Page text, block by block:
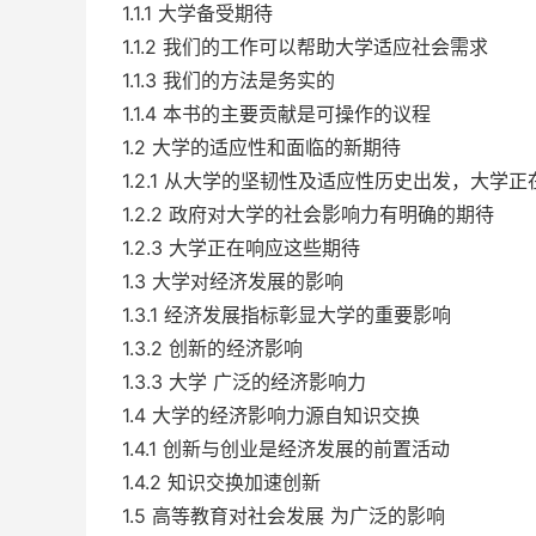
1.1.1 大学备受期待
1.1.2 我们的工作可以帮助大学适应社会需求
1.1.3 我们的方法是务实的
1.1.4 本书的主要贡献是可操作的议程
1.2 大学的适应性和面临的新期待
1.2.1 从大学的坚韧性及适应性历史出发，大学
1.2.2 政府对大学的社会影响力有明确的期待
1.2.3 大学正在响应这些期待
1.3 大学对经济发展的影响
1.3.1 经济发展指标彰显大学的重要影响
1.3.2 创新的经济影响
1.3.3 大学 广泛的经济影响力
1.4 大学的经济影响力源自知识交换
1.4.1 创新与创业是经济发展的前置活动
1.4.2 知识交换加速创新
1.5 高等教育对社会发展 为广泛的影响